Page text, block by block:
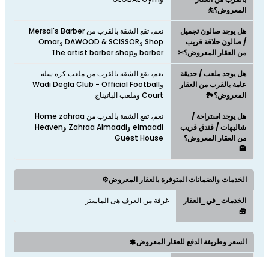
المعروض؟⛹
هل يوجد صالون تجميل
/ صالون حلاقة قريب
من العقار المعروض؟✂
نعم، تقع الشقة بالقرب من Mersal's Barber
Shop وDAWOOD & SCISSOR وOmar
barber وThe artist barber shop
هل يوجد ملعب / حديقة
عامة بالقرب من العقار
المعروض؟🏞️
نعم، تقع الشقة بالقرب من ملعب كرة سلة
وWadi Degla Club - Official Football
Court وملعب الباتيناج
هل يوجد استراحة /
شاليهات / فندق قريب
من العقار المعروض؟
🏨
نعم، تقع الشقة بالقرب من Home zahraa
elmaadi وZahraa Almaadi وHeaven
Guest House
الخدمات والضمانات المتوفرة بالعقار المعروض⚙️
الخدمات_في_العقار
🧰
غرفة من الغرف هى الماستر
السعر وطريفة الدفع للعقار المعروض💲